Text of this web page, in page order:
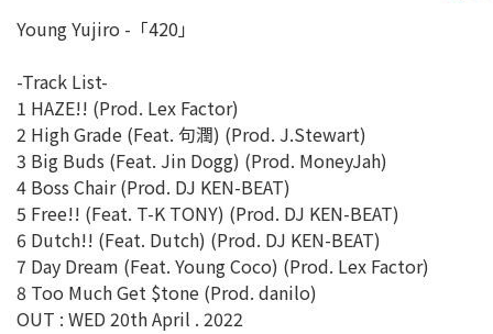
Young Yujiro -「420」
-Track List-
1 HAZE!! (Prod. Lex Factor)
2 High Grade (Feat. 句潤) (Prod. J.Stewart)
3 Big Buds (Feat. Jin Dogg) (Prod. MoneyJah)
4 Boss Chair (Prod. DJ KEN-BEAT)
5 Free!! (Feat. T-K TONY) (Prod. DJ KEN-BEAT)
6 Dutch!! (Feat. Dutch) (Prod. DJ KEN-BEAT)
7 Day Dream (Feat. Young Coco) (Prod. Lex Factor)
8 Too Much Get $tone (Prod. danilo)
OUT : WED 20th April . 2022